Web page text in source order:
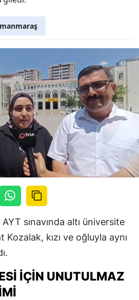
sınavında altı üniversite
kızı ve oğluyla aynı
İÇIN UNUTULMAZ